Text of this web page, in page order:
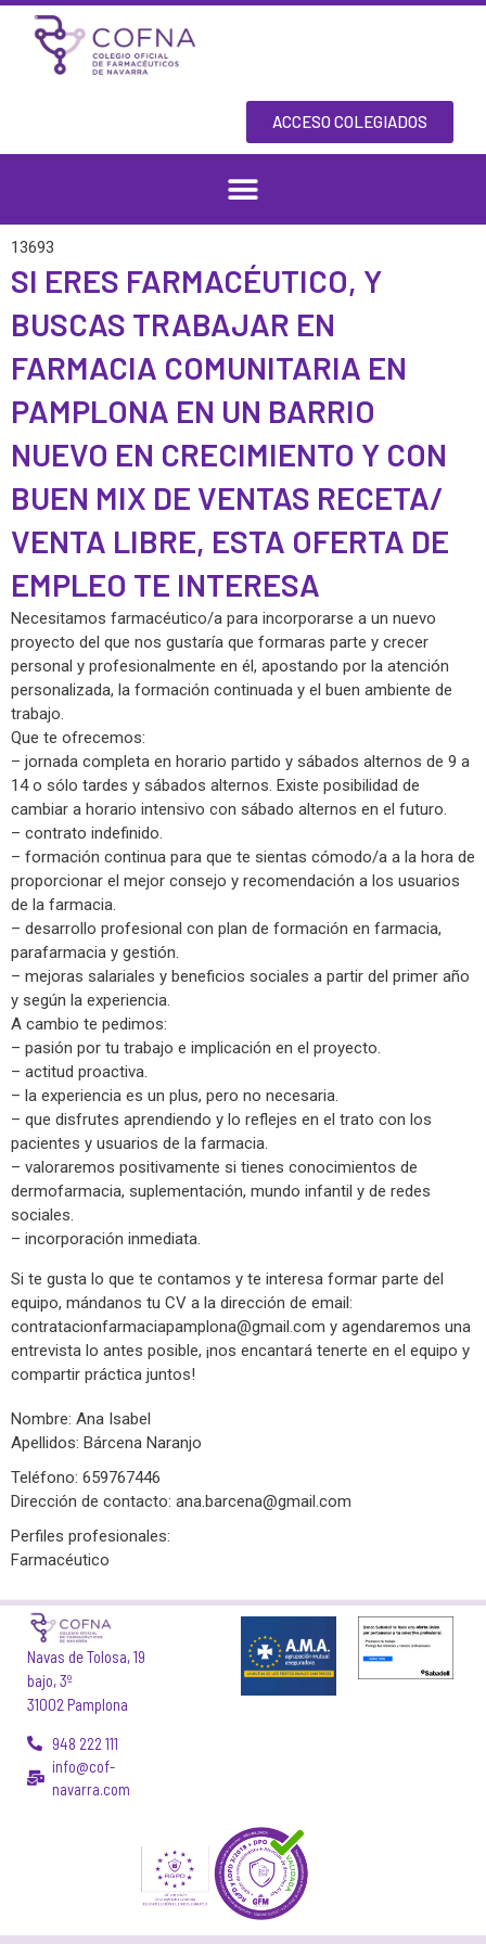
Ir
contenido
ACCESO COLEGIADOS
13693
SI ERES FARMACÉUTICO, Y
BUSCAS TRABAJAR EN
FARMACIA COMUNITARIA EN
PAMPLONA EN UN BARRIO
NUEVO EN CRECIMIENTO Y CON
BUEN MIX DE VENTAS RECETA/
VENTA LIBRE, ESTA OFERTA DE
EMPLEO TE INTERESA
Necesitamos farmacéutico/a para incorporarse a un nuevo
proyecto del que nos gustaría que formaras parte y crecer
personal y profesionalmente en él, apostando por la atención
personalizada, la formación continuada y el buen ambiente de
trabajo.
Que te ofrecemos:
– jornada completa en horario partido y sábados alternos de 9 a
14 o sólo tardes y sábados alternos. Existe posibilidad de
cambiar a horario intensivo con sábado alternos en el futuro.
– contrato indefinido.
– formación continua para que te sientas cómodo/a a la hora de
proporcionar el mejor consejo y recomendación a los usuarios
de la farmacia.
– desarrollo profesional con plan de formación en farmacia,
parafarmacia y gestión.
– mejoras salariales y beneficios sociales a partir del primer año
y según la experiencia.
A cambio te pedimos:
– pasión por tu trabajo e implicación en el proyecto.
– actitud proactiva.
– la experiencia es un plus, pero no necesaria.
– que disfrutes aprendiendo y lo reflejes en el trato con los
pacientes y usuarios de la farmacia.
– valoraremos positivamente si tienes conocimientos de
dermofarmacia, suplementación, mundo infantil y de redes
sociales.
– incorporación inmediata.
Si te gusta lo que te contamos y te interesa formar parte del
equipo, mándanos tu CV a la dirección de email:
contratacionfarmaciapamplona@gmail.com y agendaremos una
entrevista lo antes posible, ¡nos encantará tenerte en el equipo y
compartir práctica juntos!
Nombre: Ana Isabel
Apellidos: Bárcena Naranjo
Teléfono: 659767446
Dirección de contacto: ana.barcena@gmail.com
Perfiles profesionales:
Farmacéutico
Navas de Tolosa, 19
bajo, 3º
31002 Pamplona
948 222 111
info@cof-
navarra.com